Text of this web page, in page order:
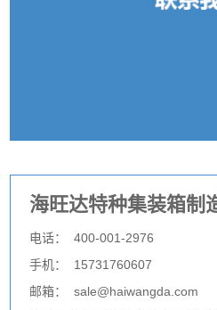
海旺达特种集装箱制
电话：
400-001-2976
手机：
15731760607
邮箱：
sale@haiwangda.com